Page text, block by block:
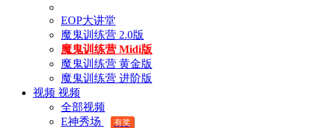
EOP大讲堂
魔鬼训练营 2.0版
魔鬼训练营 Midi版
魔鬼训练营 黄金版
魔鬼训练营 进阶版
视频 视频
全部视频
E神秀场
有奖